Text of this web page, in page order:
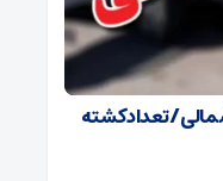
تعداد کشته